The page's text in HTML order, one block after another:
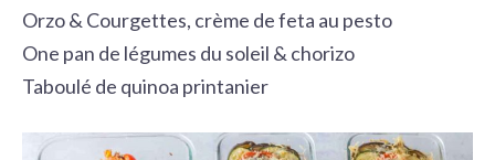
Orzo & Courgettes, crème de feta au pesto
One pan de légumes du soleil & chorizo
Taboulé de quinoa printanier